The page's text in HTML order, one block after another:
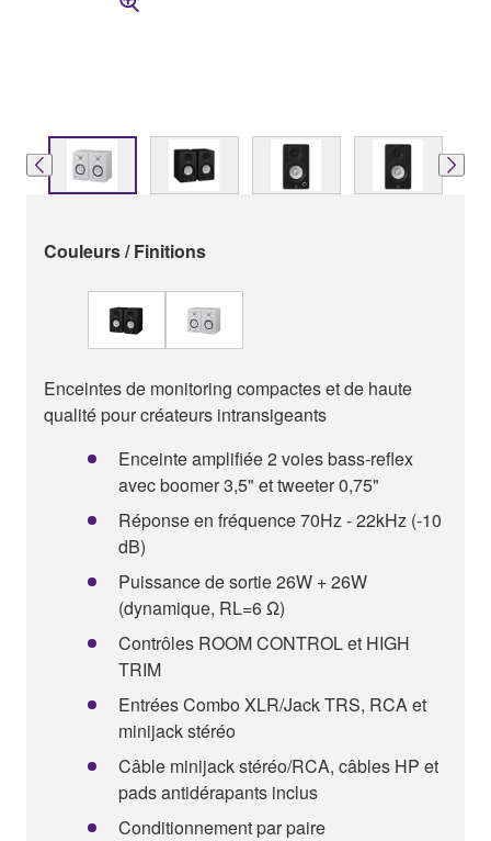
Couleurs / Finitions
Enceintes de monitoring compactes et de haute
qualité pour créateurs intransigeants
Enceinte amplifiée 2 voies bass-reflex
avec boomer 3,5" et tweeter 0,75"
Réponse en fréquence 70Hz - 22kHz (-10
dB)
Puissance de sortie 26W + 26W
(dynamique, RL=6 Ω)
Contrôles ROOM CONTROL et HIGH
TRIM
Entrées Combo XLR/Jack TRS, RCA et
minijack stéréo
Câble minijack stéréo/RCA, câbles HP et
pads antidérapants inclus
Conditionnement par paire